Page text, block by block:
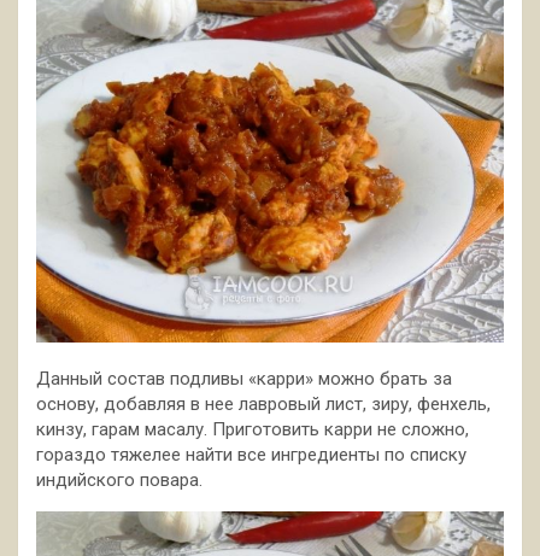
Данный состав подливы «карри» можно брать за
основу, добавляя в нее лавровый лист, зиру, фенхель,
кинзу, гарам масалу. Приготовить карри не сложно,
гораздо тяжелее найти все ингредиенты по списку
индийского повара.